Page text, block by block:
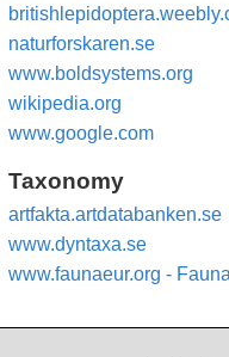
naturforskaren.se
www.boldsystems.org
wikipedia.org
www.google.com
Taxonomy
artfakta.artdatabanken.se
www.dyntaxa.se
www.faunaeur.org -